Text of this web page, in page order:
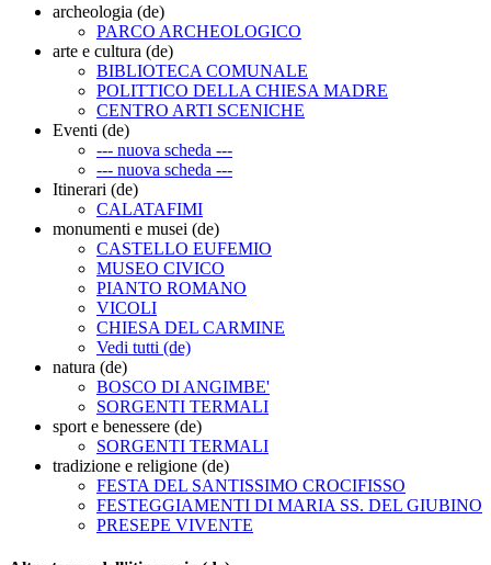
archeologia (de)
PARCO ARCHEOLOGICO
arte e cultura (de)
BIBLIOTECA COMUNALE
POLITTICO DELLA CHIESA MADRE
CENTRO ARTI SCENICHE
Eventi (de)
--- nuova scheda ---
--- nuova scheda ---
Itinerari (de)
CALATAFIMI
monumenti e musei (de)
CASTELLO EUFEMIO
MUSEO CIVICO
PIANTO ROMANO
VICOLI
CHIESA DEL CARMINE
Vedi tutti (de)
natura (de)
BOSCO DI ANGIMBE'
SORGENTI TERMALI
sport e benessere (de)
SORGENTI TERMALI
tradizione e religione (de)
FESTA DEL SANTISSIMO CROCIFISSO
FESTEGGIAMENTI DI MARIA SS. DEL GIUBINO
PRESEPE VIVENTE